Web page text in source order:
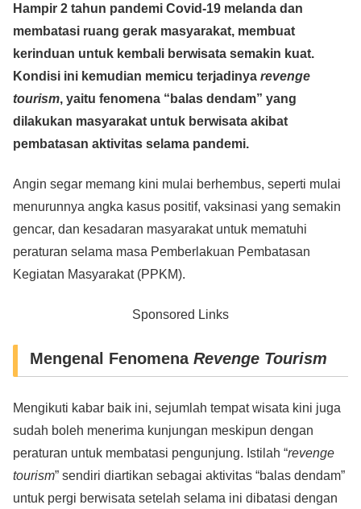
c
e
b
o
o
k
tt
er
at
s
A
p
p
e
ss
e
n
g
er
ail p
y
Li
n
k
ar
e
Hampir 2 tahun pandemi Covid-19 melanda dan
membatasi ruang gerak masyarakat, membuat
kerinduan untuk kembali berwisata semakin kuat.
Kondisi ini kemudian memicu terjadinya revenge
tourism, yaitu fenomena “balas dendam” yang
dilakukan masyarakat untuk berwisata akibat
pembatasan aktivitas selama pandemi.
Angin segar memang kini mulai berhembus, seperti mulai
menurunnya angka kasus positif, vaksinasi yang semakin
gencar, dan kesadaran masyarakat untuk mematuhi
peraturan selama masa Pemberlakuan Pembatasan
Kegiatan Masyarakat (PPKM).
Sponsored Links
Mengenal Fenomena Revenge Tourism
Mengikuti kabar baik ini, sejumlah tempat wisata kini juga
sudah boleh menerima kunjungan meskipun dengan
peraturan untuk membatasi pengunjung. Istilah “revenge
tourism” sendiri diartikan sebagai aktivitas “balas dendam”
untuk pergi berwisata setelah selama ini dibatasi dengan